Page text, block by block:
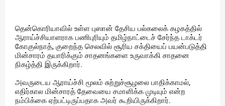
தென்கொரியாவில் உள்ள புஸான் தேசிய பல்கலைக் கழகத்தில்
ஆராய்ச்சியாளராக பணிபுரியும் தமிழ்நாட்டைச் சேர்ந்த டாக்டர்
கோகுல்நாத், குறைந்த செலவில் சூரிய சக்தியைப் பயன்படுத்தி
மின்சாரம் தயாரிக்கும் சாதனங்களை உருவாக்கி சாதனை
நிகழ்த்தி இருக்கிறார்.
அவருடைய ஆராய்ச்சி மூலம் சுற்றுச்சூழலை பாதிக்காமல்,
எதிர்கால மின்சாரத் தேவையை சமாளிக்க முடியும் என்ற
நம்பிக்கை ஏற்பட்டிருப்பதாக அவர் கூறியிருக்கிறார்.